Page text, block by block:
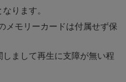
ります。
メモリーカードは付属せず保
まして再生に支障が無い程